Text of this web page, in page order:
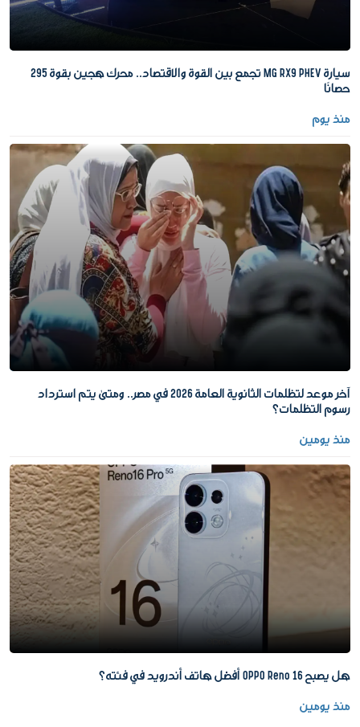
سيارة MG RX9 PHEV تجمع بين القوة والاقتصاد.. محرك هجين بقوة 295
حصانًا
منذ يوم
آخر موعد لتظلمات الثانوية العامة 2026 في مصر.. ومتى يتم استرداد
رسوم التظلمات؟
منذ يومين
هل يصبح OPPO Reno 16 أفضل هاتف أندرويد في فئته؟
منذ يومين